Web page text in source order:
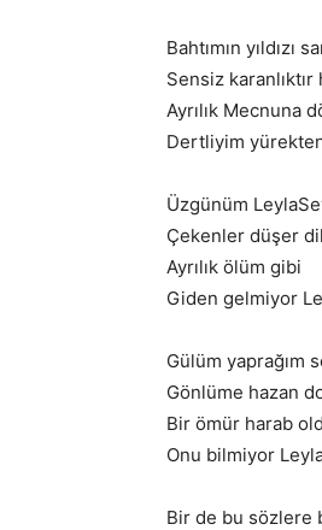
Bahtımın yıldızı
Sensiz
Ayrılık Mecnuna
Dertliyim
Üzgünüm
Çekenler düşer
Ayrılık ölüm gibi
Giden gelmiyor
Gülüm yaprağım
Gönlüme hazan
Bir ömür harab
Onu bilmiyor
Bir de bu sözlere